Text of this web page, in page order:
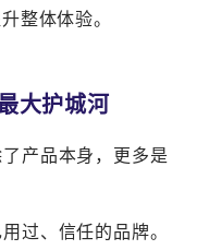
整体体验。
大护城河
产品本身，更多是
过、信任的品牌。